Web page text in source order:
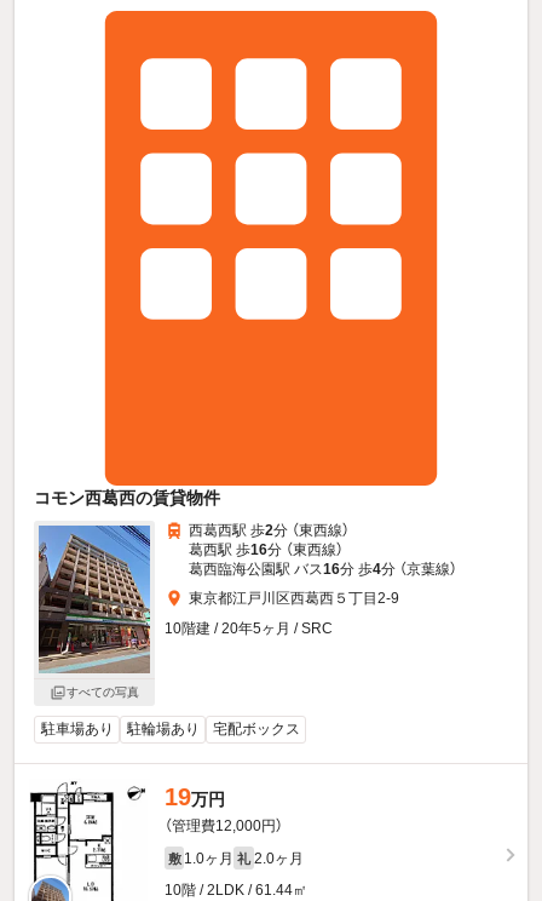
コモン西葛西の賃貸物件
すべての写真
西葛西駅 歩2分 （東西線）
葛西駅 歩16分 （東西線）
葛西臨海公園駅 バス16分 歩4分 （京葉線）
東京都江戸川区西葛西５丁目2-9
10階建 / 20年5ヶ月 / SRC
駐車場あり 駐輪場あり 宅配ボックス
19万円
（管理費12,000円）
敷 1.0ヶ月 礼 2.0ヶ月
10階 / 2LDK / 61.44㎡